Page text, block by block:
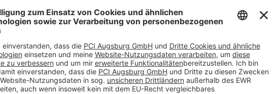
ein
wie z. B. THOMSIT
Verbindung für
Produkt zum Füllen und
werden.